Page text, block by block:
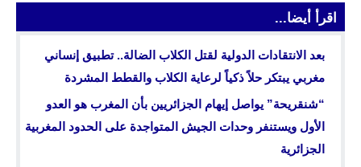
اقرأ أيضا...
بعد الانتقادات الدولية لقتل الكلاب الضالة.. تطبيق إنساني
مغربي يبتكر حلاً ذكياً لرعاية الكلاب والقطط المشردة
“شنقريحة” يواصل إيهام الجزائريين بأن المغرب هو العدو
الأول ويستنفر وحدات الجيش المتواجدة على الحدود المغربية
الجزائرية